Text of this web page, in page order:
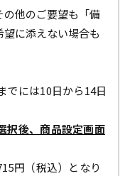
の他のご要望も「備
に添えない場合も
には10日から14日
択後、商品設定画面
円（税込）となり